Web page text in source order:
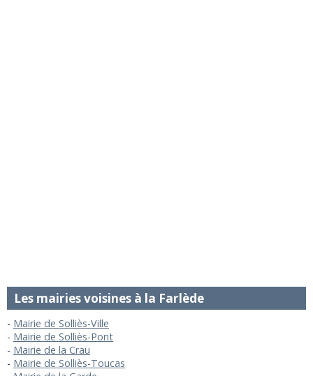
Les mairies voisines à la Farlède
Mairie de Solliès-Ville
Mairie de Solliès-Pont
Mairie de la Crau
Mairie de Solliès-Toucas